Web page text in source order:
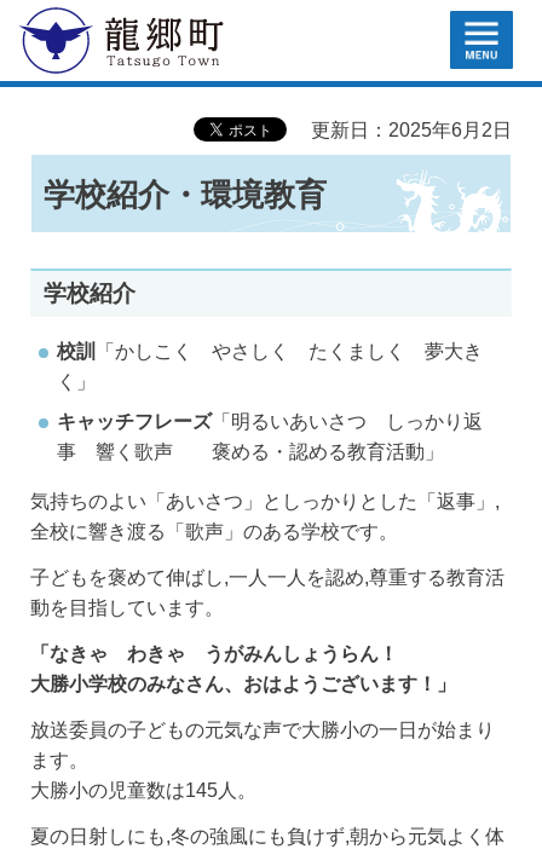
龍郷町 MENU
更新日：2025年6月2日
学校紹介・環境教育
学校紹介
校訓
「かしこく やさしく たくましく 夢大き
く」
キャッチフレーズ「明るいあいさつ しっかり返
事 響く歌声 褒める・認める教育活動」
気持ちのよい「あいさつ」としっかりとした「返事」,
全校に響き渡る「歌声」のある学校です。
子どもを褒めて伸ばし,一人一人を認め,尊重する教育活
動を目指しています。
「なきゃ わきゃ うがみんしょうらん！
大勝小学校のみなさん、おはようございます！」
放送委員の子どもの元気な声で大勝小の一日が始まり
ます。
大勝小の児童数は145人。
夏の日射しにも,冬の強風にも負けず,朝から元気よく体